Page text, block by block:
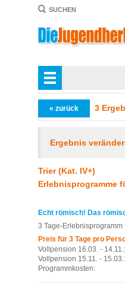
SUCHEN
« zurück 3
Ergebnis
Trier (Kat. IV+)
Erlebnisprogramme
Echt römisch! Das
3 Tage-Erlebnisprogramm
Preis für 3 Tage pro
Vollpension 16.03. - 14.11.:
Vollpension 15.11. - 15.03.:
Programmkosten: